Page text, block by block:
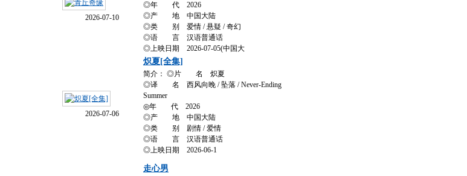
2026-07-10
◎年 代 2026
◎产 地 中国大陆
◎类 别 爱情 / 悬疑 / 奇幻
◎语 言 汉语普通话
◎上映日期 2026-07-05(中国大
2026-07-06
炽夏[全集]
简介： ◎片 名 炽夏
◎译 名 西风向晚 / 坠落 / Never-Ending
Summer
◎年 代 2026
◎产 地 中国大陆
◎类 别 剧情 / 爱情
◎语 言 汉语普通话
◎上映日期 2026-06-1
走心男